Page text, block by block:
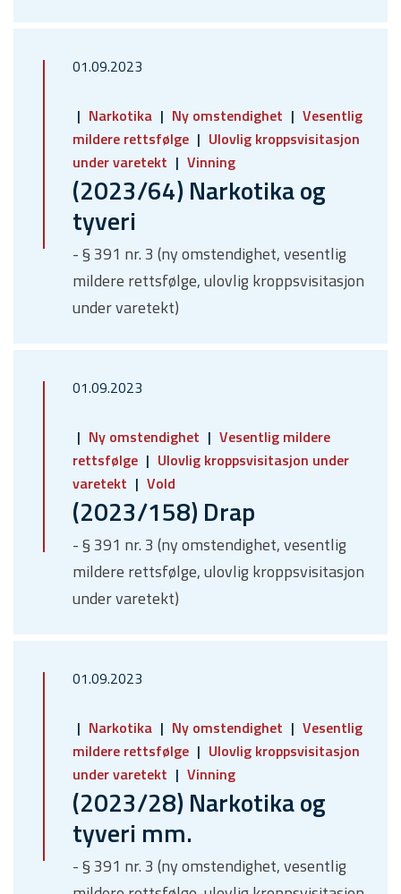
01.09.2023
Narkotika Ny omstendighet
Vesentlig
mildere rettsfølge
Ulovlig kroppsvisitasjon
under varetekt
Vinning
(2023/64) Narkotika og
tyveri
- § 391 nr. 3 (ny omstendighet, vesentlig
mildere rettsfølge, ulovlig kroppsvisitasjon
under varetekt)
01.09.2023
Ny omstendighet
Vesentlig mildere
rettsfølge
Ulovlig kroppsvisitasjon under
varetekt
Vold
(2023/158) Drap
- § 391 nr. 3 (ny omstendighet, vesentlig
mildere rettsfølge, ulovlig kroppsvisitasjon
under varetekt)
01.09.2023
Narkotika Ny omstendighet
Vesentlig
mildere rettsfølge
Ulovlig kroppsvisitasjon
under varetekt
Vinning
(2023/28) Narkotika og
tyveri mm.
- § 391 nr. 3 (ny omstendighet, vesentlig